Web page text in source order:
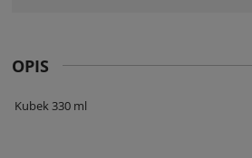
OPIS
Kubek 330 ml